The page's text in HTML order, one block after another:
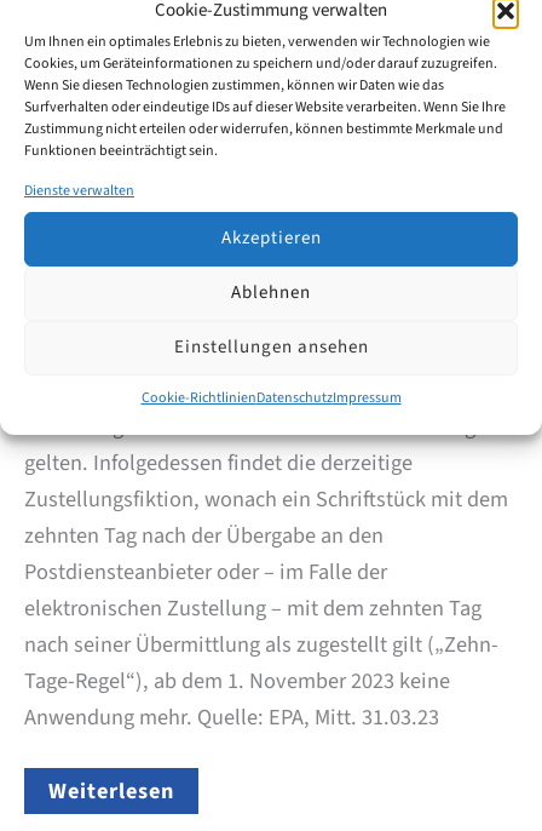
Cookie-Zustimmung verwalten
Um Ihnen ein optimales Erlebnis zu bieten, verwenden wir Technologien wie
Cookies, um Geräteinformationen zu speichern und/oder darauf zuzugreifen.
Wenn Sie diesen Technologien zustimmen, können wir Daten wie das
Surfverhalten oder eindeutige IDs auf dieser Website verarbeiten. Wenn Sie Ihre
Zustimmung nicht erteilen oder widerrufen, können bestimmte Merkmale und
Funktionen beeinträchtigt sein.
Dienste verwalten
Akzeptieren
Ablehnen
Einstellungen ansehen
Cookie-RichtlinienDatenschutzImpressum
Okt.
20
2023
EPA – Zustellung – Wegfall 10-
Tages-Frist ab 1. November 2023
EPÜ wird eine neue Zustellungsfiktion eingeführt,
wonach die postalische und die elektronische
gelten. Infolgedessen findet die derzeitige
Zustellungsfiktion, wonach ein Schriftstück mit dem
zehnten Tag nach der Übergabe an den
Postdiensteanbieter oder – im Falle der
elektronischen Zustellung – mit dem zehnten Tag
nach seiner Übermittlung als zugestellt gilt („Zehn-
Tage-Regel“), ab dem 1. November 2023 keine
Anwendung mehr. Quelle: EPA, Mitt. 31.03.23
EPA
–
Weiterlesen